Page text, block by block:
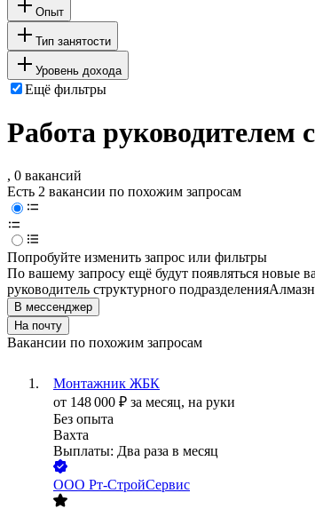
Опыт
Тип занятости
Уровень дохода
Ещё фильтры
Работа руководителем
, 0 вакансий
Есть 2 вакансии по похожим запросам
Попробуйте изменить запрос или фильтры
По вашему запросу ещё будут появляться новые
руководитель структурного подразделения
В мессенджер
На почту
Вакансии по похожим запросам
Монтажник ЖБК
от 148 000 ₽ за месяц, на руки
Без опыта
Вахта
Выплаты: Два раза в месяц
ООО Рт-СтройСервис